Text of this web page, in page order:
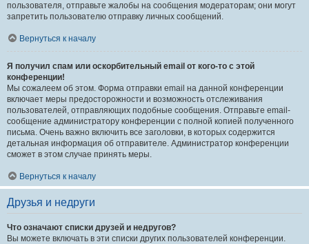
пользователя, отправьте жалобы на сообщения модераторам; они могут
запретить пользователю отправку личных сообщений.
Вернуться к началу
Я получил спам или оскорбительный email от кого-то с этой
конференции!
Мы сожалеем об этом. Форма отправки email на данной конференции
включает меры предосторожности и возможность отслеживания
пользователей, отправляющих подобные сообщения. Отправьте email-
сообщение администратору конференции с полной копией полученного
письма. Очень важно включить все заголовки, в которых содержится
детальная информация об отправителе. Администратор конференции
сможет в этом случае принять меры.
Вернуться к началу
Друзья и недруги
Что означают списки друзей и недругов?
Вы можете включать в эти списки других пользователей конференции.